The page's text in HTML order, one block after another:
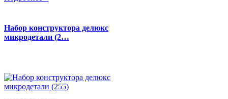
Набор конструктора делюкс
микродетали (2…